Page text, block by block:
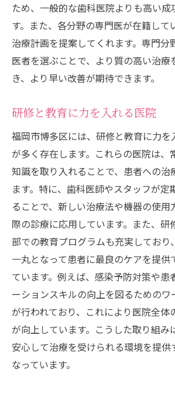
ため、一般的な歯科医院よりも高い成
す。また、各分野の専門医が在籍して
治療計画を提案してくれます。専門分
医者を選ぶことで、より質の高い治療
き、より早い改善が期待できます。
研修と教育に力を入れる医院
福岡市博多区には、研修と教育に力を
が多く存在します。これらの医院は、
知識を取り入れることで、患者への治
ます。特に、歯科医師やスタッフが定
ることで、新しい治療法や機器の使用
際の診療に応用しています。また、研
部での教育プログラムも充実しており
一丸となって患者に最良のケアを提供
ています。例えば、感染予防対策や患
ーションスキルの向上を図るための
が行われており、これにより医院全体
が向上しています。こうした取り組み
安心して治療を受けられる環境を提供
なっています。